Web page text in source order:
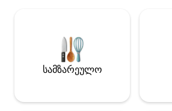
სამზარეულო